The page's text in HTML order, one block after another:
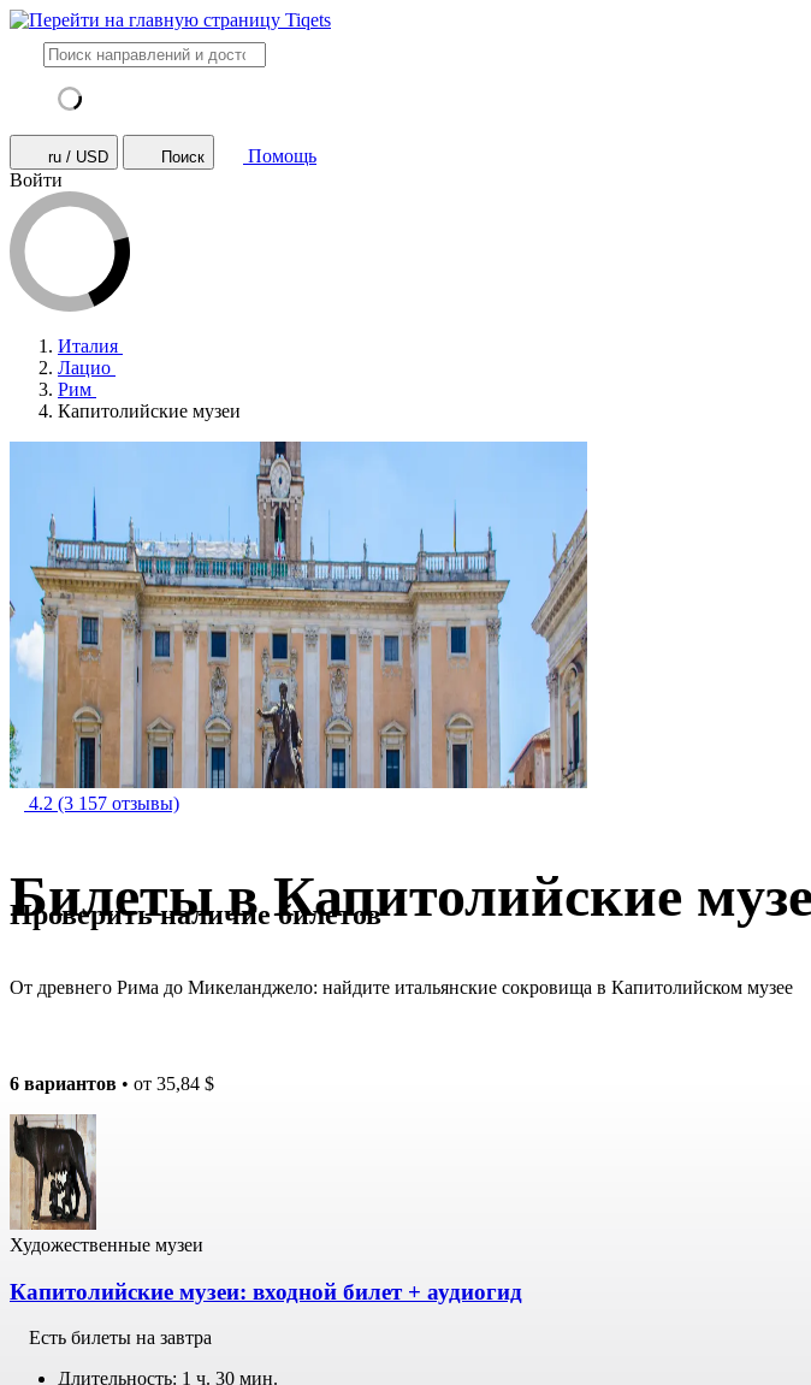
ru / USD Поиск
Помощь
Войти
Италия
Лацио
Рим
Капитолийские музеи
4.2 (3 157 отзывы)
Билеты в Капитолийские
От древнего Рима до Микеланджело: найдите итальянские сокровища в Капитолийском музее
Проверить наличие билетов
6 вариантов • от 35,84 $
Художественные музеи
Капитолийские музеи: входной билет + аудиогид
Есть билеты на завтра
Длительность: 1 ч. 30 мин.